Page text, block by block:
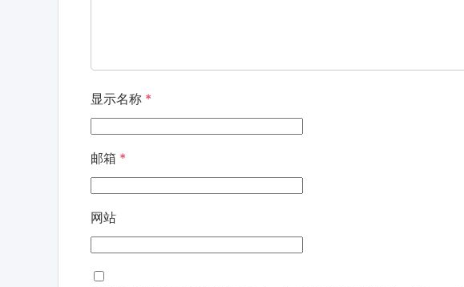
显示名称 *
邮箱 *
网站